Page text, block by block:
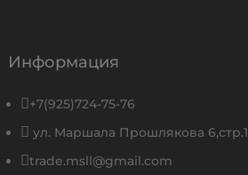
Информация
+7(925)724-75-76
 ул. Маршала Прошлякова 6,стр.1
trade.msll@gmail.com